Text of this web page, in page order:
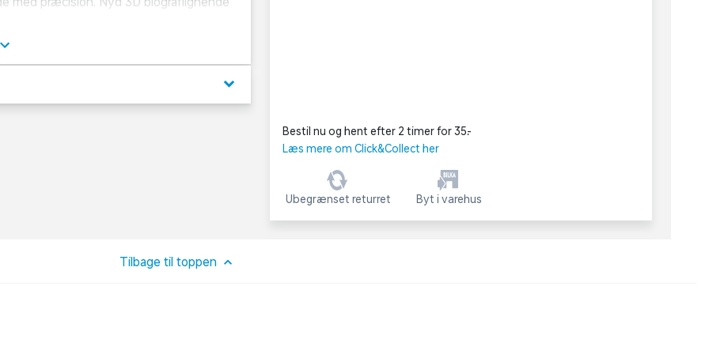
keyboard_arrow_down
Bestil nu og hent efter 2 timer for 35,-
Læs mere om Click&Collect her
Ubegrænset returret Byt i varehus
Tilbage til toppen